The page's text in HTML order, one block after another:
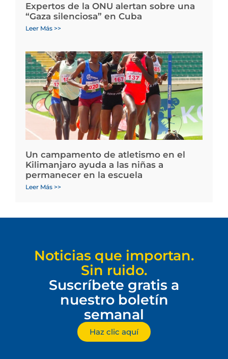
Expertos de la ONU alertan sobre una
“Gaza silenciosa” en Cuba
Leer Más >>
Un campamento de atletismo en el
Kilimanjaro ayuda a las niñas a
permanecer en la escuela
Leer Más >>
Noticias que importan.
Sin ruido.
Suscríbete gratis a
nuestro boletín
semanal
Haz clic aquí